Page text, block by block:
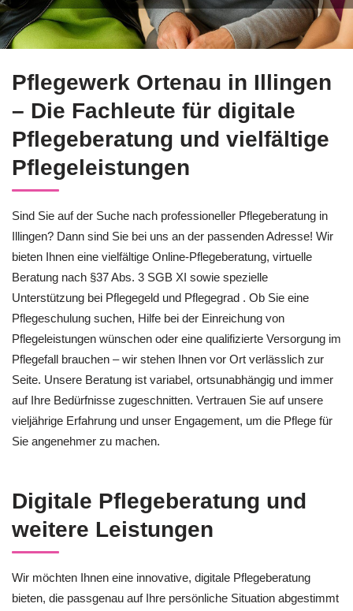
Pflegewerk Ortenau in Illingen
– Die Fachleute für digitale
Pflegeberatung und vielfältige
Pflegeleistungen
Sind Sie auf der Suche nach professioneller Pflegeberatung in
Illingen? Dann sind Sie bei uns an der passenden Adresse! Wir
bieten Ihnen eine vielfältige Online-Pflegeberatung, virtuelle
Beratung nach §37 Abs. 3 SGB XI sowie spezielle
Unterstützung bei Pflegegeld und Pflegegrad . Ob Sie eine
Pflegeschulung suchen, Hilfe bei der Einreichung von
Pflegeleistungen wünschen oder eine qualifizierte Versorgung im
Pflegefall brauchen – wir stehen Ihnen vor Ort verlässlich zur
Seite. Unsere Beratung ist variabel, ortsunabhängig und immer
auf Ihre Bedürfnisse zugeschnitten. Vertrauen Sie auf unsere
vieljährige Erfahrung und unser Engagement, um die Pflege für
Sie angenehmer zu machen.
Digitale Pflegeberatung und
weitere Leistungen
Wir möchten Ihnen eine innovative, digitale Pflegeberatung
bieten, die passgenau auf Ihre persönliche Situation abgestimmt